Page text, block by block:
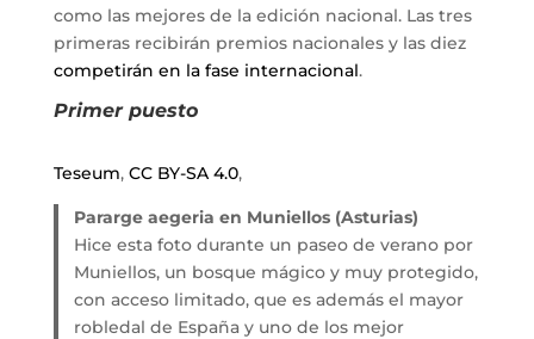
como las mejores de la edición nacional. Las tres
primeras recibirán premios nacionales y las diez
competirán en la fase internacional.
Primer puesto
Teseum, CC BY-SA 4.0,
Pararge aegeria en Muniellos (Asturias)
Hice esta foto durante un paseo de verano por
Muniellos, un bosque mágico y muy protegido,
con acceso limitado, que es además el mayor
robledal de España y uno de los mejor